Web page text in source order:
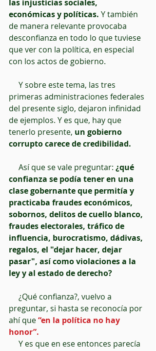
las injusticias sociales,
económicas y políticas. Y también
de manera relevante provocaba
desconfianza en todo lo que tuviese
que ver con la política, en especial
con los actos de gobierno.
primeras administraciones federales
del presente siglo, dejaron infinidad
de ejemplos. Y es que, hay que
tenerlo presente, un gobierno
corrupto carece de credibilidad.
     Así que se vale preguntar:
¿qué
confianza se podía tener en una
clase gobernante que permitía y
practicaba fraudes económicos,
sobornos, delitos de cuello blanco,
fraudes electorales, tráfico de
influencia, burocratismo, dádivas,
regalos, el "dejar hacer, dejar
pasar", así como violaciones a la
ley y al estado de derecho?
preguntar, si hasta se reconocía por
ahí que “en la política no hay
honor”.